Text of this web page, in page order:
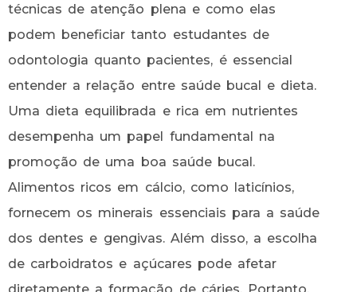
técnicas de atenção plena e como elas
podem beneficiar tanto estudantes de
odontologia quanto pacientes, é essencial
entender a relação entre saúde bucal e dieta.
Uma dieta equilibrada e rica em nutrientes
desempenha um papel fundamental na
promoção de uma boa saúde bucal.
Alimentos ricos em cálcio, como laticínios,
fornecem os minerais essenciais para a saúde
dos dentes e gengivas. Além disso, a escolha
de carboidratos e açúcares pode afetar